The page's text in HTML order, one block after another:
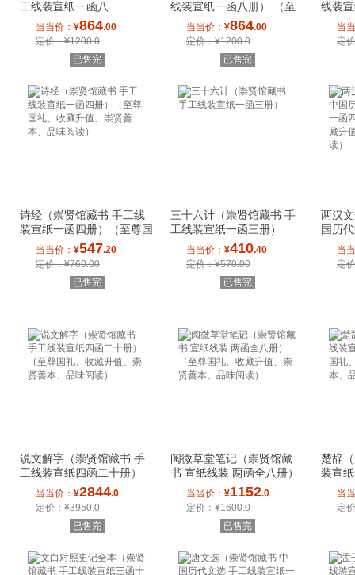
工线装宣纸一函八
册） （至尊国礼收藏升
当当价： ¥864.00
定价：¥1200.0
已售完
线装宣纸一函八册） （至
尊国礼收藏升值
当当价： ¥864.00
定价：¥1200.0
已售完
线装
国礼
当
定
诗经（崇贤馆藏书 手工线
装宣纸一函四册）（至尊国
礼、收藏升值
当当价： ¥547.20
定价：¥760.00
已售完
三十六计（崇贤馆藏书 手
工线装宣纸一函三册）
当当价： ¥410.40
定价：¥570.00
已售完
两汉
国历
一函
当
定
说文解字（崇贤馆藏书 手
工线装宣纸四函二十册）
（至尊国礼、收
当当价： ¥2844.0
定价：¥3950.0
已售完
阅微草堂笔记（崇贤馆藏
书 宣纸线装 两函全八册）
（至尊国礼、收
当当价： ¥1152.0
定价：¥1600.0
已售完
楚辞
装宣
礼、
当
定